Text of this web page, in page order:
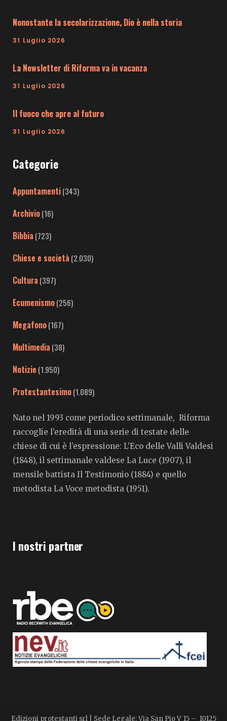
Nonostante la secolarizzazione, Dio è nella storia
31 Luglio 2026
La Newsletter di Riforma va in vacanza
31 Luglio 2026
Il fuoco che apre al futuro
31 Luglio 2026
Categorie
Appuntamenti(343)
Archivio(16)
Bibbia (723)
Chiese e società (2.030)
Cultura (397)
Ecumenismo(256)
Megafono(167)
Multimedia (38)
Notizie (1.950)
Protestantesimo(1.089)
Nato nel 1993 come periodico settimanale, Riforma
raccoglie l’eredità di una serie di testate delle
chiese di cui è l’espressione: L’Eco delle Valli Valdesi
(1848), il settimanale valdese La Luce (1907), il
mensile battista Il Testimonio (1884) e quello
metodista La Voce metodista (1951).
I nostri partner
Edizioni protestanti srl | Sede Legale: Via San Pio V 15 – 10125